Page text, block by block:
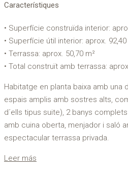
Característiques
• Superfície construïda interior:
• Superfície útil interior: aprox. 92,40
• Terrassa: aprox. 50,70 m²
• Total construït amb terrassa:
Habitatge en planta baixa amb una
espais amplis amb sostres alts,
d´ells tipus suite), 2 banys
amb cuina oberta, menjador i saló
espectacular terrassa privada.
Leer más